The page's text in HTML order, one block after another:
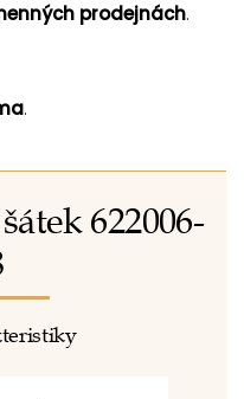
prodejnách.
.
622006-